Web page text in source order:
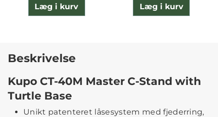
Læg i kurv Læg i kurv
Beskrivelse
Kupo CT-40M Master C-Stand with
Turtle Base
Unikt patenteret låsesystem med fjederring,